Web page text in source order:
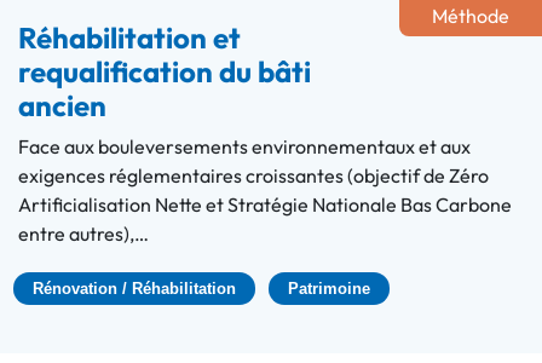
Méthode
Réhabilitation et
requalification du bâti
ancien
Face aux bouleversements environnementaux et aux
exigences réglementaires croissantes (objectif de Zéro
Artificialisation Nette et Stratégie Nationale Bas Carbone
entre autres),…
Rénovation / Réhabilitation Patrimoine